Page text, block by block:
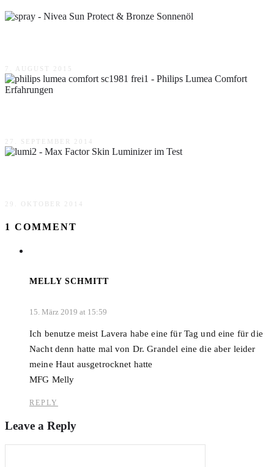
7. AUGUST 2015
27. SEPTEMBER 2014
29. OKTOBER 2014
1 COMMENT
MELLY SCHMITT
15. März 2019 at 15:59
Ich benutze meist Lavera habe eine für Tag und eine für die
Nacht denn hatte mal von Dr. Grandel eine die aber leider
meine Haut ausgetrocknet hatte
MFG Melly
REPLY
Leave a Reply